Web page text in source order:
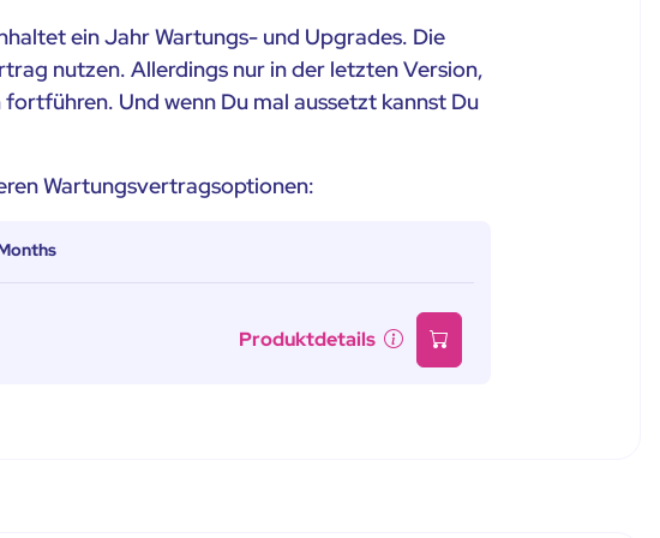
ein Jahr Wartungs- und Upgrades. Die
nutzen. Allerdings nur in der letzten Version,
Und wenn Du mal aussetzt kannst Du
Wartungsvertragsoptionen:
Produktdetails